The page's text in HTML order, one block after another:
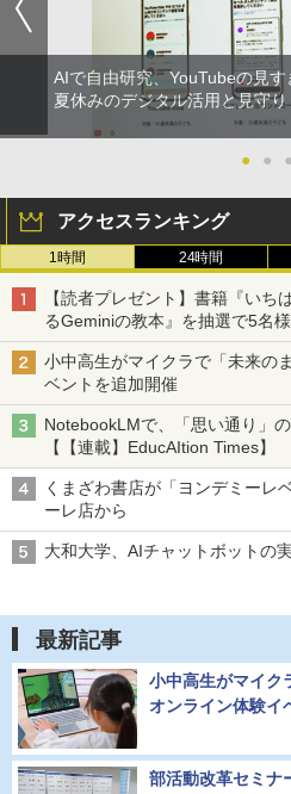
AIで自由研究、YouTubeの見
夏休みのデジタル活用と見守り
● ● ●
アクセスランキング
1時間 24時間
【読者プレゼント】書籍『いち
るGeminiの教本』を抽選で5
2026年8月12日（水）まで
小中高生がマイクラで「未来の
ベントを追加開催
NotebookLMで、「思い通り」
【【連載】EducAItion Times】
くまざわ書店が「ヨンデミーレ
ーレ店から
大和大学、AIチャットボットの
最新記事
小中高生がマイク
オンライン体験イ
部活動改革セミナ